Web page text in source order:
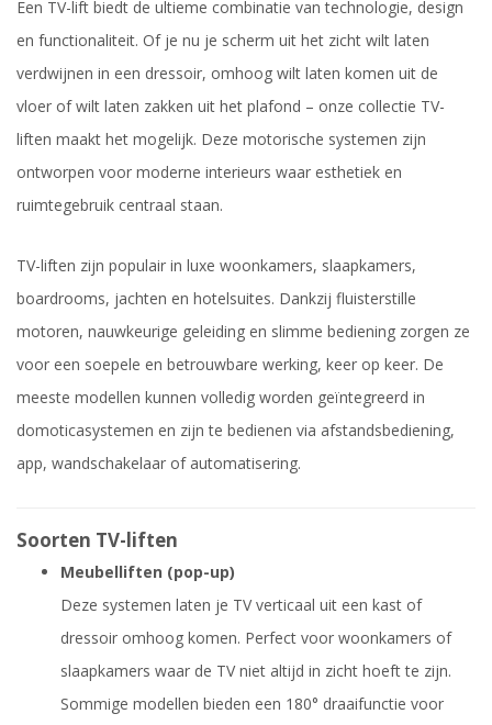
Een TV-lift biedt de ultieme combinatie van technologie, design
en functionaliteit. Of je nu je scherm uit het zicht wilt laten
verdwijnen in een dressoir, omhoog wilt laten komen uit de
vloer of wilt laten zakken uit het plafond – onze collectie TV-
liften maakt het mogelijk. Deze motorische systemen zijn
ontworpen voor moderne interieurs waar esthetiek en
ruimtegebruik centraal staan.
TV-liften zijn populair in luxe woonkamers, slaapkamers,
boardrooms, jachten en hotelsuites. Dankzij fluisterstille
motoren, nauwkeurige geleiding en slimme bediening zorgen ze
voor een soepele en betrouwbare werking, keer op keer. De
meeste modellen kunnen volledig worden geïntegreerd in
domoticasystemen en zijn te bedienen via afstandsbediening,
app, wandschakelaar of automatisering.
Soorten TV-liften
Meubelliften (pop-up)
Deze systemen laten je TV verticaal uit een kast of
dressoir omhoog komen. Perfect voor woonkamers of
slaapkamers waar de TV niet altijd in zicht hoeft te zijn.
Sommige modellen bieden een 180° draaifunctie voor